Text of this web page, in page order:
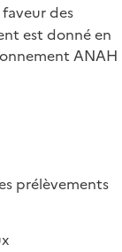
des
est donné en
ANAH
prélèvements